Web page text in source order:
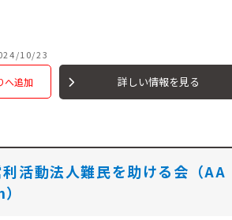
10/23
へ追加 詳しい情報を見る
活動法人難民を助ける会（AA